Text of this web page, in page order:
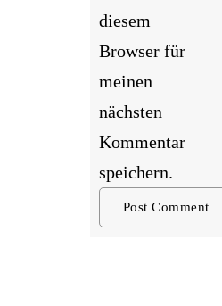
diesem
Browser für
meinen
nächsten
Kommentar
speichern.